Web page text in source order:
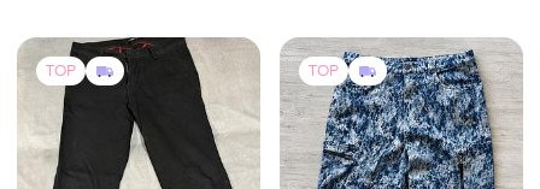
TOP TOP